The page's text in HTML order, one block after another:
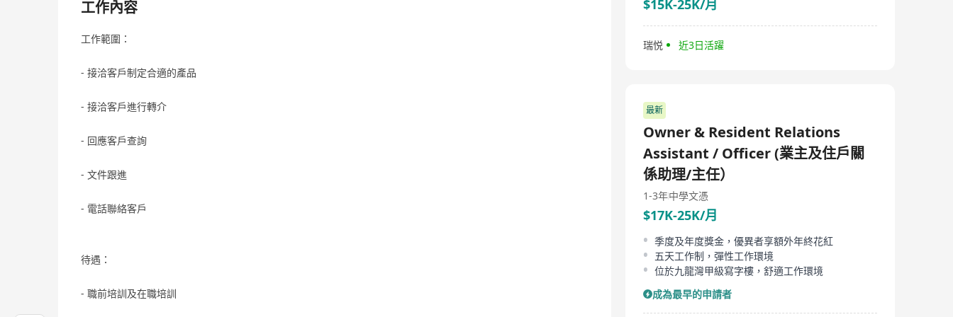
工作內容
工作範圍：
- 接洽客戶制定合適的產品
- 接洽客戶進行轉介
- 回應客戶查詢
- 文件跟進
- 電話聯絡客戶
待遇：
- 職前培訓及在職培訓
$15K-25K/月
瑞悦 近3日活躍
最新
Owner & Resident Relations
Assistant / Officer (業主及住戶關
係助理/主任）
1-3年中學文憑
$17K-25K/月
季度及年度獎金，優異者享額外年終花紅
五天工作制，彈性工作環境
位於九龍灣甲級寫字樓，舒適工作環境
成為最早的申請者